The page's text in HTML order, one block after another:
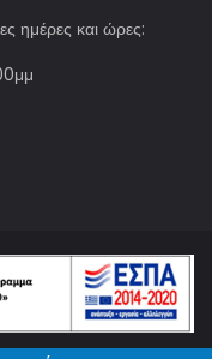
ημέρες και ώρες: